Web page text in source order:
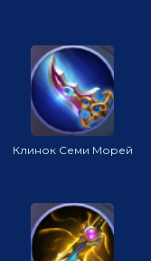
Клинок Семи Морей